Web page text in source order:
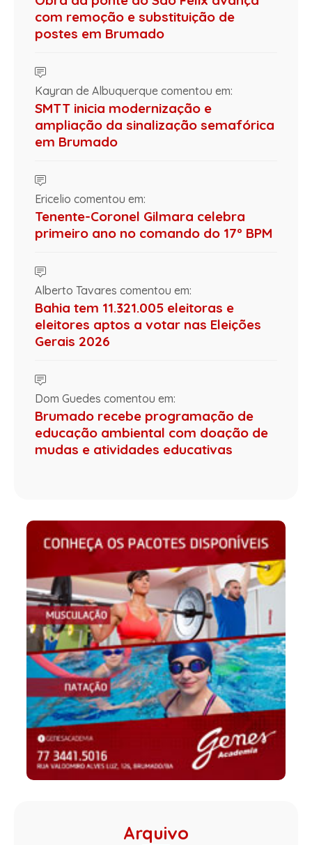
com remoção e substituição de
postes em Brumado
Kayran de Albuquerque comentou em:
SMTT inicia modernização e
ampliação da sinalização semafórica
em Brumado
Ericelio comentou em:
Tenente-Coronel Gilmara celebra
primeiro ano no comando do 17º BPM
Alberto Tavares comentou em:
Bahia tem 11.321.005 eleitoras e
eleitores aptos a votar nas Eleições
Gerais 2026
Dom Guedes comentou em:
Brumado recebe programação de
educação ambiental com doação de
mudas e atividades educativas
Arquivo